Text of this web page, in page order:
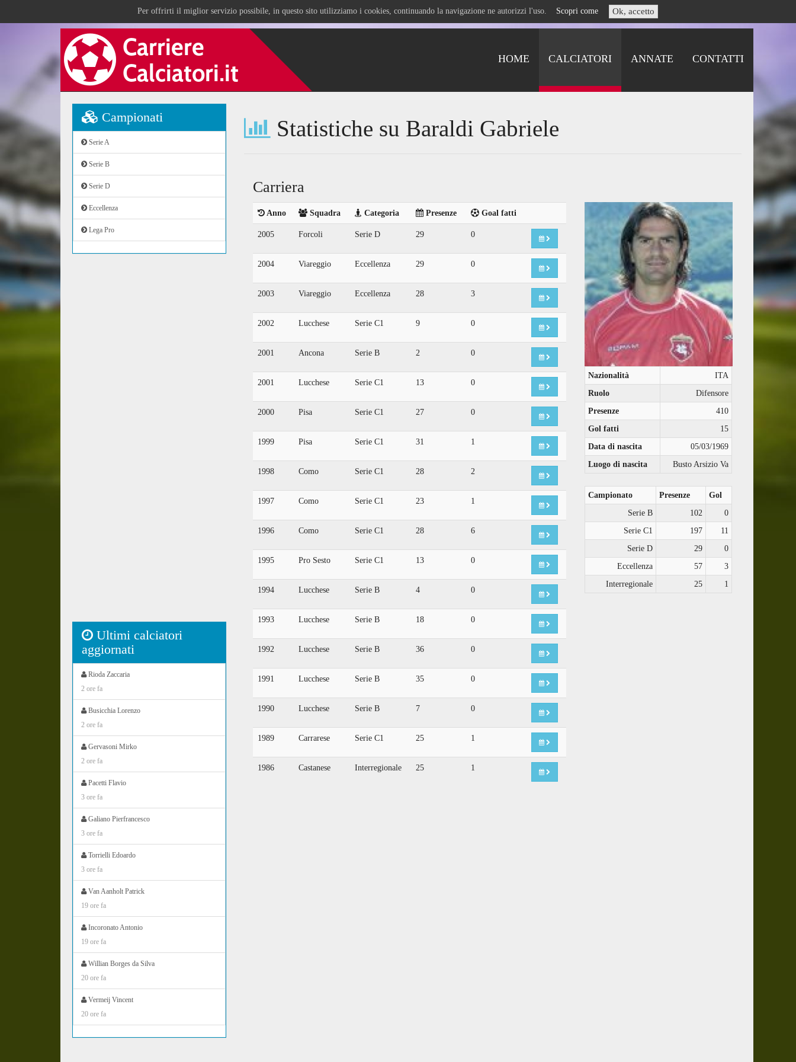
Per offrirti il miglior servizio possibile, in questo sito utilizziamo i cookies, continuando la navigazione ne autorizzi l'uso. Scopri come Ok, accetto
HOME CALCIATORI ANNATE CONTATTI
Campionati
Serie A
Serie B
Serie D
Eccellenza
Lega Pro
Ultimi calciatori
aggiornati
Rioda Zaccaria
2 ore fa
Busicchia Lorenzo
2 ore fa
Gervasoni Mirko
2 ore fa
Pacetti Flavio
3 ore fa
Galiano Pierfrancesco
3 ore fa
Torrielli Edoardo
3 ore fa
Van Aanholt Patrick
19 ore fa
Incoronato Antonio
19 ore fa
Willian Borges da Silva
20 ore fa
Vermeij Vincent
20 ore fa
Statistiche su Baraldi Gabriele
Carriera
Anno Squadra Categoria Presenze Goal fatti
2005 Forcoli Serie D 29 0
2004 Viareggio Eccellenza 29 0
2003 Viareggio Eccellenza 28 3
2002 Lucchese Serie C1 9 0
2001 Ancona Serie B 2 0
2001 Lucchese Serie C1 13 0
2000 Pisa Serie C1 27 0
1999 Pisa Serie C1 31 1
1998 Como Serie C1 28 2
1997 Como Serie C1 23 1
1996 Como Serie C1 28 6
1995 Pro Sesto Serie C1 13 0
1994 Lucchese Serie B 4 0
1993 Lucchese Serie B 18 0
1992 Lucchese Serie B 36 0
1991 Lucchese Serie B 35 0
1990 Lucchese Serie B 7 0
1989 Carrarese Serie C1 25 1
1986 Castanese Interregionale 25 1
Nazionalità
ITA
Ruolo
Difensore
Presenze
410
Gol fatti
15
Data di nascita
05/03/1969
Luogo di nascita
Busto Arsizio Va
Campionato Presenze
Gol
Serie B
102
0
Serie C1
197
11
Serie D
29
0
Eccellenza
57
3
Interregionale
25 1